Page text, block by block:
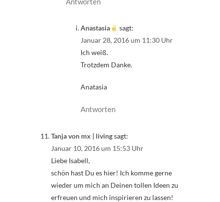
Anastasia
sagt:
Januar 28, 2016 um 11:30 Uhr
Ich weiß.
Trotzdem Danke.
Anatasia
Antworten
Tanja von mx | livingsagt:
Januar 10, 2016 um 15:53 Uhr
Liebe Isabell,
schön hast Du es hier! Ich komme gerne
wieder um mich an Deinen tollen Ideen zu
erfreuen und mich inspirieren zu lassen!